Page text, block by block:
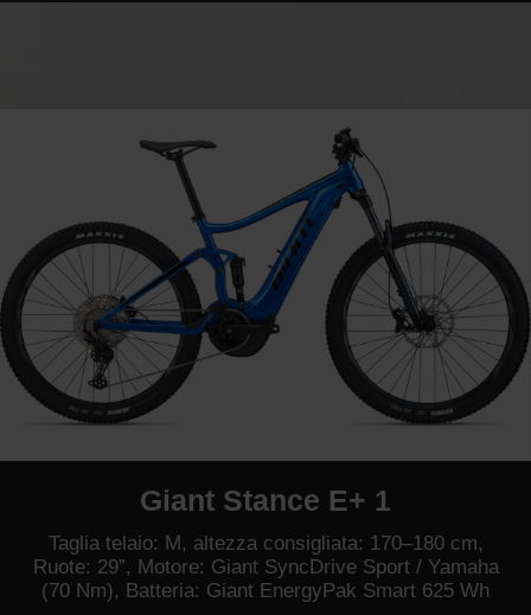
Giant Stance E+ 1
Taglia telaio: M, altezza consigliata: 170–180 cm,
Ruote: 29”, Motore: Giant SyncDrive Sport / Yamaha
(70 Nm), Batteria: Giant EnergyPak Smart 625 Wh